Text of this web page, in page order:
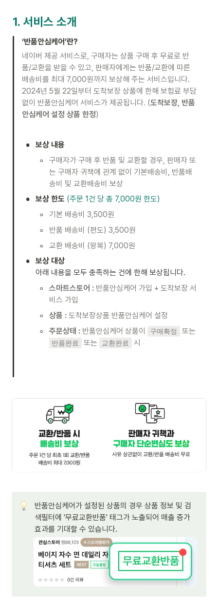
1. 서비스 소개
‘반품안심케어’란?
네이버 제공 서비스로, 구매자는 상품 구매 후 무료로 반
품/교환을 받을 수 있고, 판매자에게는 반품/교환에 따른
배송비를 최대 7,000원까지 보상해 주는 서비스입니다.
2024년 5월 22일부터 도착보장 상품에 한해 보험료 부담
없이 반품안심케어 서비스가 제공됩니다. (도착보장, 반품
안심케어 설정 상품 한정)
• 보상 내용
◦
구매자가 구매 후 반품 및 교환할 경우, 판매자 또
는 구매자 귀책에 관계 없이 기본배송비, 반품배
송비 및 교환배송비 보상
• 보상 한도 (주문 1건 당 총 7,000원 한도)
◦ 기본 배송비 3,500원
◦ 반품 배송비 (편도) 3,500원
◦ 교환 배송비 (왕복) 7,000원
•
보상 대상
아래 내용을 모두 충족하는 건에 한해 보상됩니다.
◦ 스마트스토어 : 반품안심케어 가입 + 도착보장 서
비스 가입
◦ 상품 : 도착보장상품 반품안심케어 설정
◦ 주문상태 : 반품안심케어 상품이 구매확정
반품완료 또는 교환완료 시
반품안심케어가 설정된 상품의 경우 상품 정보 및 검
색필터에 '무료교환반품' 태그가 노출되어 매출 증가
효과를 기대할 수 있습니다.